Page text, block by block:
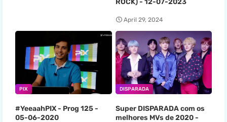
April 29, 2024
PIX
#YeeaahPIX - Prog 125 -
05-06-2020
DISPARADA
Super DISPARADA com os
melhores MVs de 2020 -